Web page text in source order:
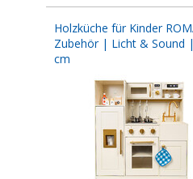
Holzküche für Kinder
Zubehör | Licht & Sound
cm